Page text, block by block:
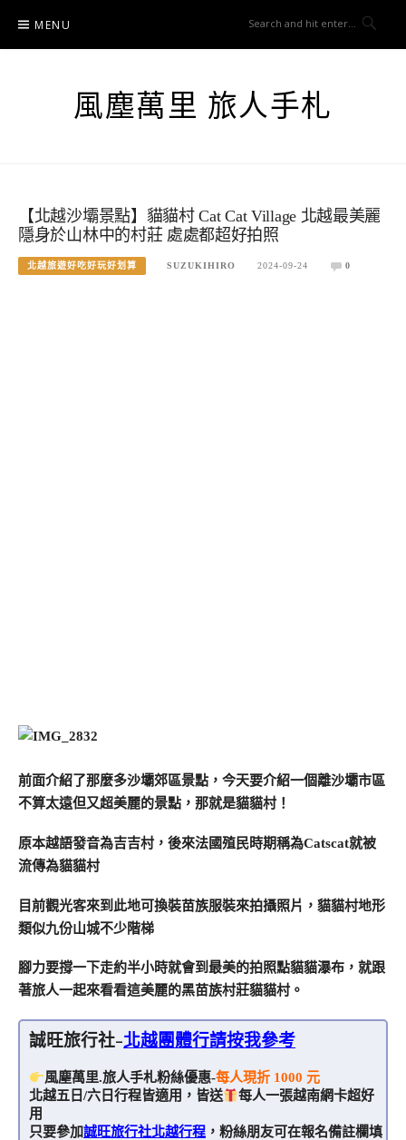
content
MENU
風塵萬里 旅人手札
【北越沙壩景點】貓貓村 Cat Cat Village 北越最美麗
隱身於山林中的村莊 處處都超好拍照
北越旅遊好吃好玩好划算 SUZUKIHIRO 2024-09-24 0
前面介紹了那麼多沙壩郊區景點，今天要介紹一個離沙壩市區
不算太遠但又超美麗的景點，那就是貓貓村！
原本越語發音為吉吉村，後來法國殖民時期稱為Catscat就被
流傳為貓貓村
目前觀光客來到此地可換裝苗族服裝來拍攝照片，貓貓村地形
類似九份山城不少階梯
腳力要撐一下走約半小時就會到最美的拍照點貓貓瀑布，就跟
著旅人一起來看看這美麗的黑苗族村莊貓貓村。
誠旺旅行社-北越團體行請按我參考
風塵萬里.旅人手札粉絲優惠-每人現折 1000 元
北越五日/六日行程皆適用，皆送
每人一張越南網卡超好
用
只要參加誠旺旅行社北越行程 ，粉絲朋友可在報名備註欄填